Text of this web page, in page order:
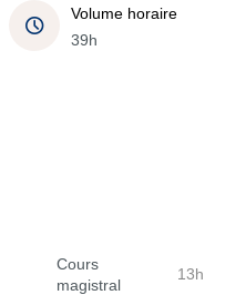
Volume horaire
39h
Cours
magistral
13h